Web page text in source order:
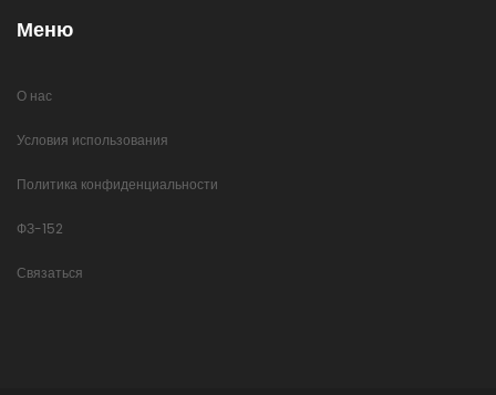
Меню
О нас
Условия использования
Политика конфиденциальности
ФЗ-152
Связаться